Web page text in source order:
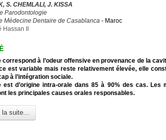
S. CHEMLALI, J. KISSA
Parodontologie
Médecine Dentaire de Casablanca - Maroc
Hassan II
correspond à l’odeur offensive en provenance de la
est variable mais reste relativement élevée, elle
à l’intégration sociale.
est d’origine intra-orale dans 85 à 90% des cas. Les
les principales causes orales responsables.
la suite...